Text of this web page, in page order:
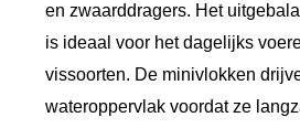
en zwaarddragers. Het
is ideaal voor het dagelijks
vissoorten. De minivlokken
wateroppervlak voordat ze